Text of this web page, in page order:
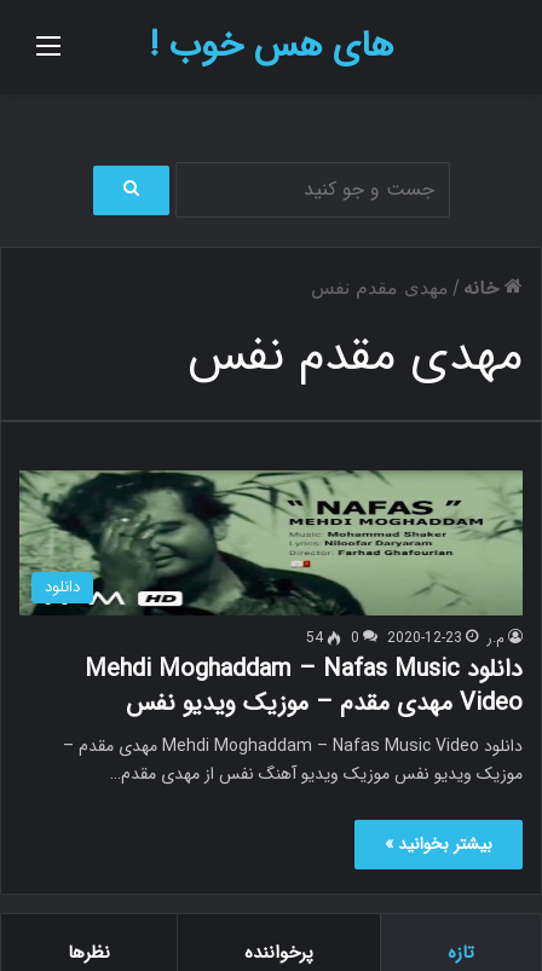
های هس خوب !
ج
ی
خانه / مهدی مقدم نفس
مهدی مقدم نفس
دانلود
م.ر 2020-12-23
0
54
دانلود Mehdi Moghaddam – Nafas Music
Video مهدی مقدم – موزیک ویدیو نفس
دانلود Mehdi Moghaddam – Nafas Music Video مهدی مقدم –
موزیک ویدیو نفس موزیک ویدیو آهنگ نفس از مهدی مقدم…
بیشتر بخوانید »
تازه پرخواننده نظرها